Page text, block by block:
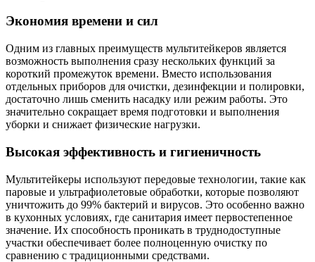
Экономия времени и сил
Одним из главных преимуществ мультитейкеров является
возможность выполнения сразу нескольких функций за
короткий промежуток времени. Вместо использования
отдельных приборов для очистки, дезинфекции и полировки,
достаточно лишь сменить насадку или режим работы. Это
значительно сокращает время подготовки и выполнения
уборки и снижает физические нагрузки.
Высокая эффективность и гигиеничность
Мультитейкеры используют передовые технологии, такие как
паровые и ультрафиолетовые обработки, которые позволяют
уничтожить до 99% бактерий и вирусов. Это особенно важно
в кухонных условиях, где санитария имеет первостепенное
значение. Их способность проникать в труднодоступные
участки обеспечивает более полноценную очистку по
сравнению с традиционными средствами.